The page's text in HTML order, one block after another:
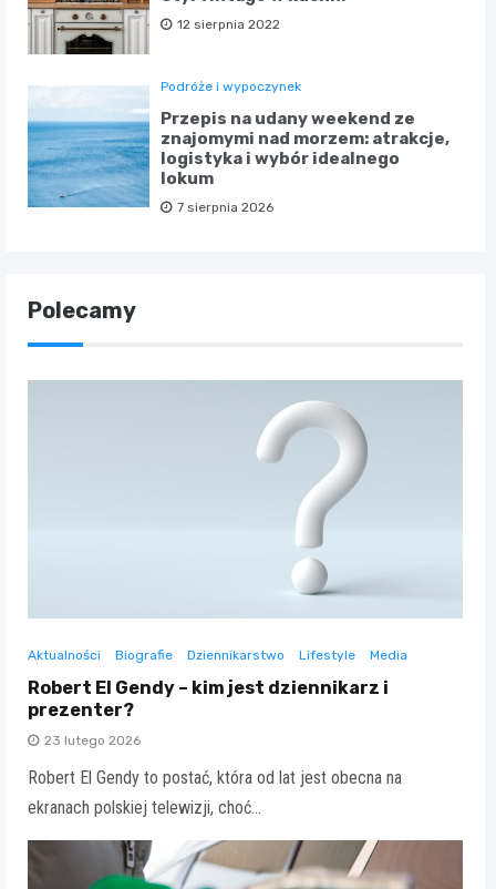
12 sierpnia 2022
Podróże i wypoczynek
Przepis na udany weekend ze
znajomymi nad morzem: atrakcje,
logistyka i wybór idealnego
lokum
7 sierpnia 2026
Polecamy
Aktualności Biografie Dziennikarstwo Lifestyle Media
Robert El Gendy – kim jest dziennikarz i
prezenter?
23 lutego 2026
Robert El Gendy to postać, która od lat jest obecna na
ekranach polskiej telewizji, choć…